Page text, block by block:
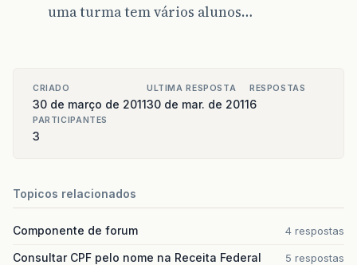
uma turma tem vários alunos…
CRIADO
30 de março de 2011
ULTIMA RESPOSTA
30 de mar. de 2011
RESPOSTAS
6
PARTICIPANTES
3
Topicos relacionados
Componente de forum 4 respostas
Consultar CPF pelo nome na Receita Federal 5 respostas